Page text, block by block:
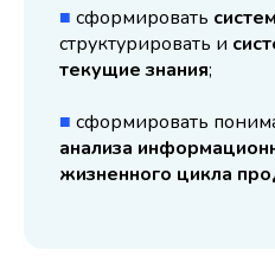
■ сформировать
структурировать и
текущие знания;
■ сформировать
анализа
жизненного цикла